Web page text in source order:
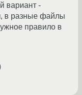
вариант -
в разные файлы
правило в